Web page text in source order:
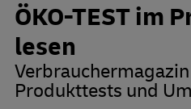
ÖKO-TEST im
lesen
Produkttests und